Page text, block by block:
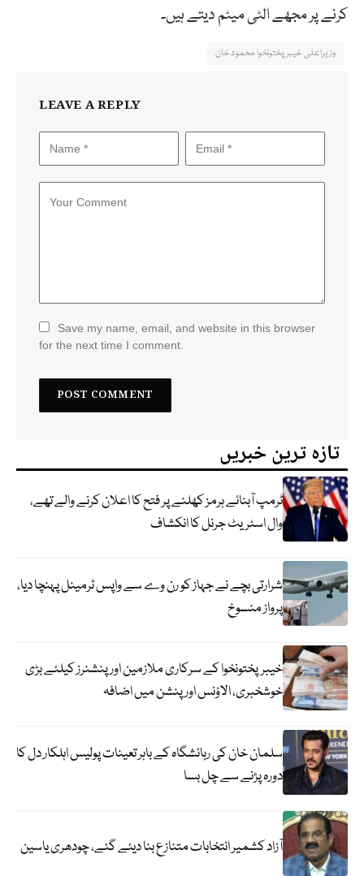
کرنے پر مجھے الٹی میٹم دیتے ہیں۔
وزیراعلی خیبرپختونخوا محمود خان
LEAVE A REPLY
Save my name, email, and website in this browser
for the next time I comment.
تازہ ترین خبریں
ٹرمپ آبنائے ہرمز کھلنے پر فتح کا اعلان کرنے والے تھے،
وال اسٹریٹ جرنل کا انکشاف
شرارتی بچے نے جہاز کو رن وے سے واپس ٹرمینل پہنچا دیا،
پرواز منسوخ
خیبرپختونخوا کے سرکاری ملازمین اور پنشنرز کیلئے بڑی
خوشخبری، الاؤنس اور پنشن میں اضافہ
سلمان خان کی رہائشگاہ کے باہر تعینات پولیس اہلکار دل کا
دورہ پڑنے سے چل بسا
آزاد کشمیر انتخابات متنازع بنا دیئے گئے، چودھری یاسین